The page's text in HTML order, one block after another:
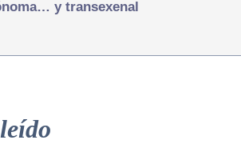
y transexenal